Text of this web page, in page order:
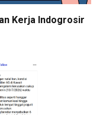
Kerja Indogrosir